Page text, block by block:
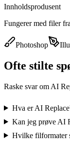
Innholdsprodusent
Fungerer med filer
Photoshop
Ofte stilte
Raske svar om AI
Hva er AI
Kan jeg prøve AI
Hvilke filformater